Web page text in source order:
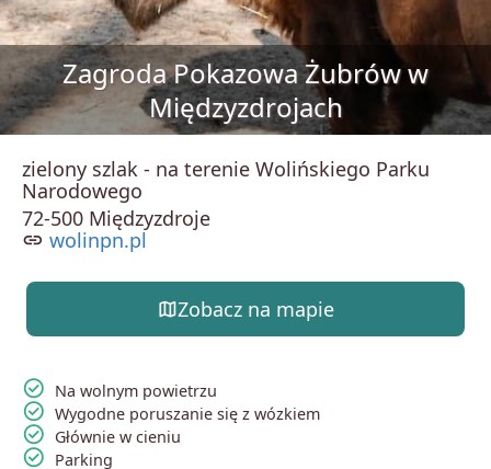
Zagroda Pokazowa Żubrów w
Międzyzdrojach
zielony szlak - na terenie Wolińskiego Parku
Narodowego
72-500 Międzyzdroje
link wolinpn.pl
mapZobacz na mapie
check_circle Na wolnym powietrzu
check_circle Wygodne poruszanie się z wózkiem
check_circle Głównie w cieniu
check_circle Parking